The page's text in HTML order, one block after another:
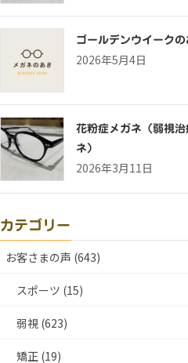
ゴールデンウイークの
2026年5月4日
花粉症メガネ（弱視治
ネ）
2026年3月11日
カテゴリー
お客さまの声 (643)
スポーツ (15)
弱視 (623)
矯正 (19)